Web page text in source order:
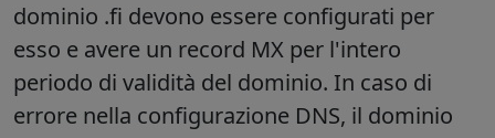
dominio .fi devono essere configurati per
esso e avere un record MX per l'intero
periodo di validità del dominio. In caso di
errore nella configurazione DNS, il dominio